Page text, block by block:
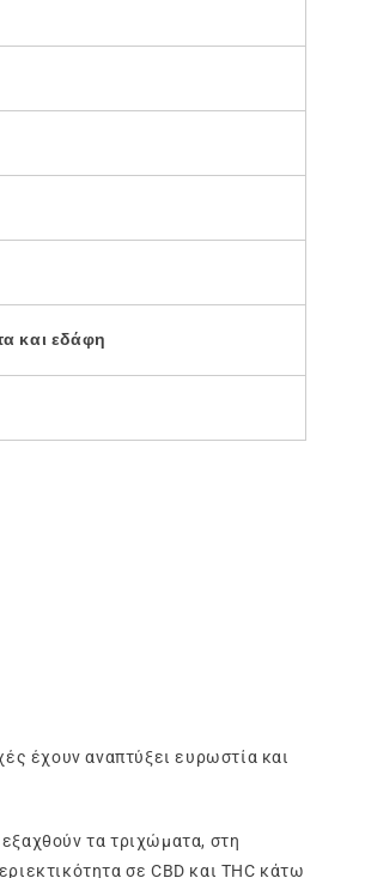
και εδάφη
έχουν αναπτύξει ευρωστία και
εξαχθούν τα τριχώματα, στη
σε CBD και THC κάτω